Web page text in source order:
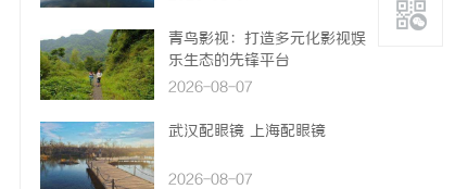
青鸟影视：打造多元化影视娱
乐生态的先锋平台
2026-08-07
武汉配眼镜 上海配眼镜
2026-08-07